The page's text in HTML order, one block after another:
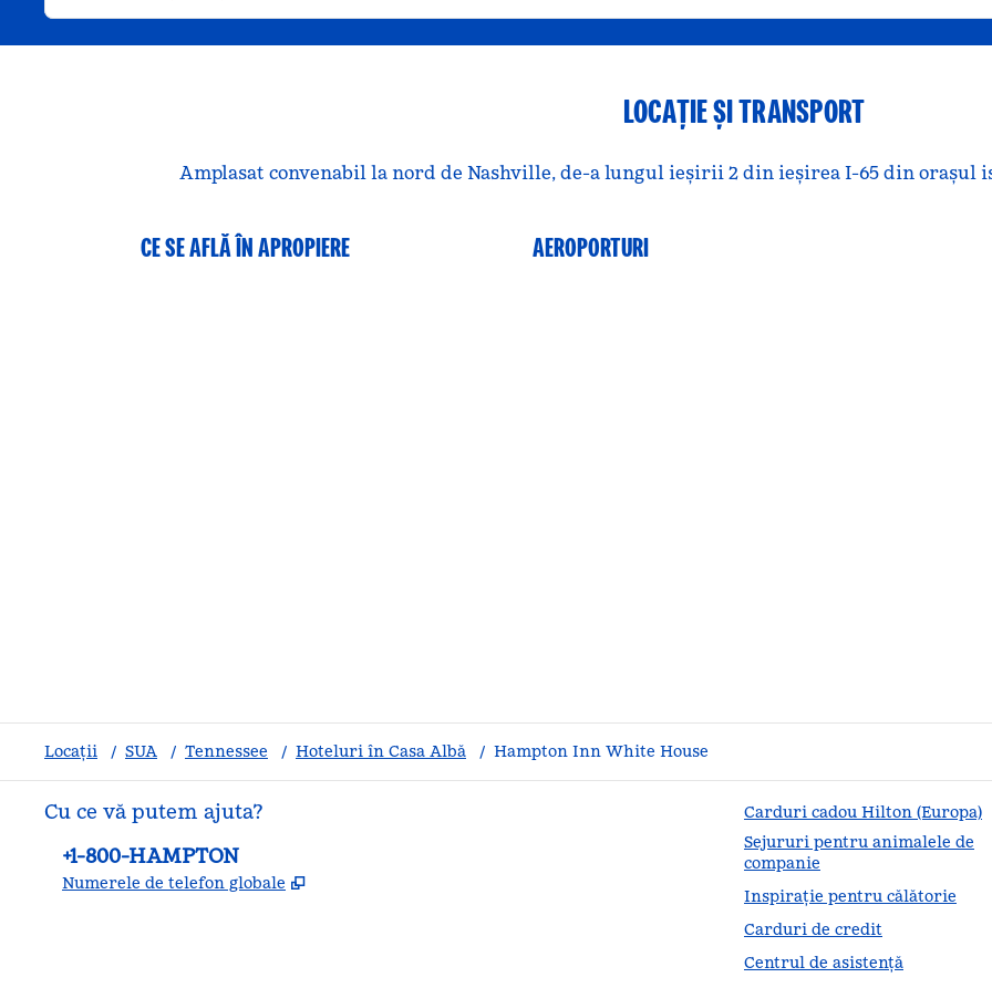
LOCAȚIE ȘI TRANSPORT
Amplasat convenabil la nord de Nashville, de-a lungul ieșirii 2 din ieșirea I-65 din orașul
CE SE AFLĂ ÎN APROPIERE AEROPORTURI
Locații / SUA / Tennessee / Hoteluri în Casa Albă / Hampton Inn White House
Cu ce vă putem ajuta?
Telefon:
+1-800-HAMPTON
Numerele de telefon globale ,
Carduri cadou Hilton (Europa)
Sejururi pentru animalele de
companie
Inspirație pentru călătorie
Carduri de credit
Centrul de asistență